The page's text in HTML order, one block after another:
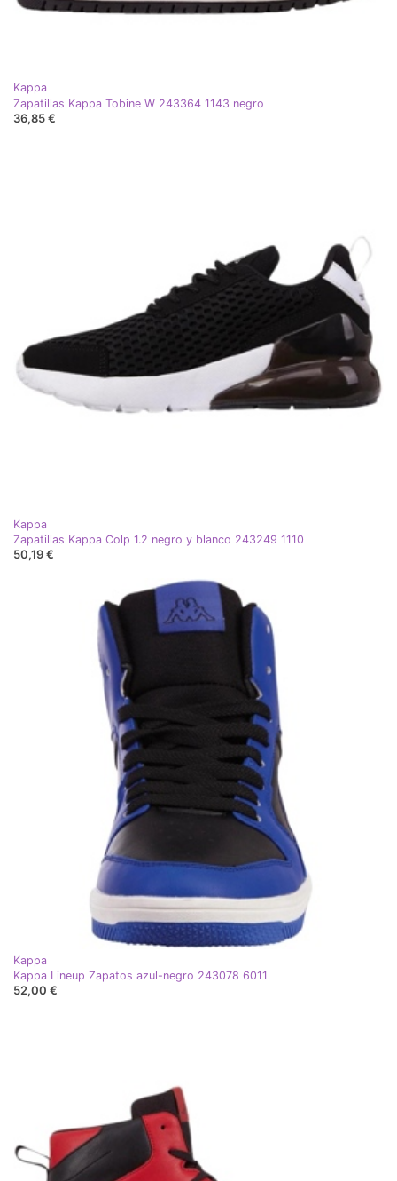
Kappa
Zapatillas Kappa Tobine W 243364 1143 negro
36,85 €
Kappa
Zapatillas Kappa Colp 1.2 negro y blanco 243249 1110
50,19 €
Kappa
Kappa Lineup Zapatos azul-negro 243078 6011
52,00 €